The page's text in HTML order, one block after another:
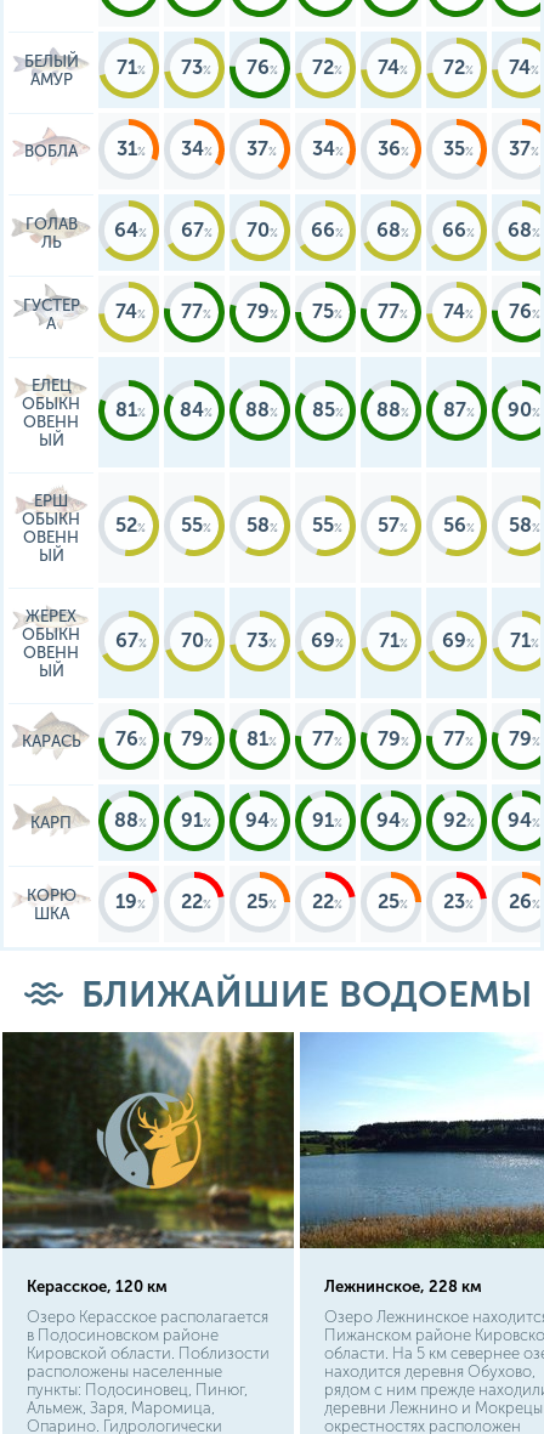
БЕЛЫЙ
АМУР
71 73 76 72 74 72 74
ВОБЛА 31 34 37 34 36 35 37
ГОЛАВ
ЛЬ
64 67 70 66 68 66 68
ГУСТЕР
А
74 77 79 75 77 74 76
ЕЛЕЦ
ОБЫКН
ОВЕНН
ЫЙ
81 84 88 85 88 87 90
ЕРШ
ОБЫКН
ОВЕНН
ЫЙ
52 55 58 55 57 56 58
ЖЕРЕХ
ОБЫКН
ОВЕНН
ЫЙ
67 70 73 69 71 69 71
КАРАСЬ 76 79 81 77 79 77 79
КАРП 88 91 94 91 94 92 94
КОРЮ
ШКА
19 22 25 22 25 23 26
БЛИЖАЙШИЕ ВОДОЕМЫ
Керасское, 120 км
Озеро Керасское располагается
в Подосиновском районе
Кировской области. Поблизости
расположены населенные
пункты: Подосиновец, Пинюг,
Альмеж, Заря, Маромица,
Опарино. Гидрологически
Лежнинское, 228 км
Озеро Лежнинское
Пижанском районе
области. На 5 км севернее
находится деревня Обухово,
рядом с ним прежде
деревни Лежнино и
окрестностях расположен